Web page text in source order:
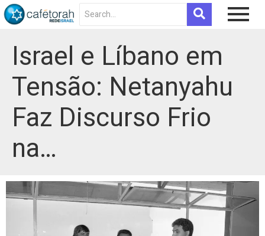
Israel e Líbano em
Tensão: Netanyahu
Faz Discurso Frio
na…